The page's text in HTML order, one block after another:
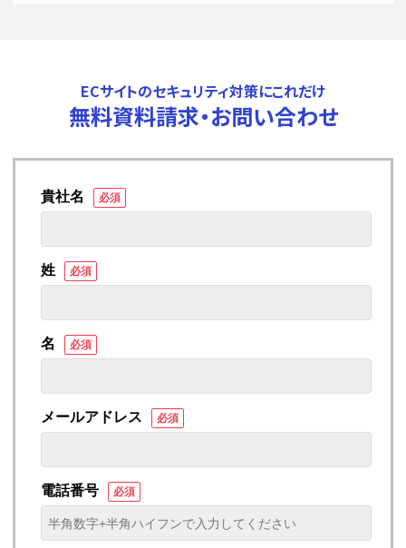
ECサイトのセキュリティ対策にこれだけ
無料資料請求・お問い合わせ